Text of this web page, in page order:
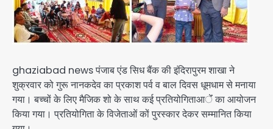
ghaziabad news पंजाब एंड सिध बैंक की इंदिरापुरम शाखा ने
शुक्रवार को गुरू नानकदेव का प्रकाश पर्व व बाल दिवस धूमधाम से मनाया
गया। बच्चों के लिए मैजिक शो के साथ कई प्रतियोगिताआेंं का आयोजन
किया गया। प्रतियोगिता के विजेताओं कों पुरस्कार देकर सम्मानित किया